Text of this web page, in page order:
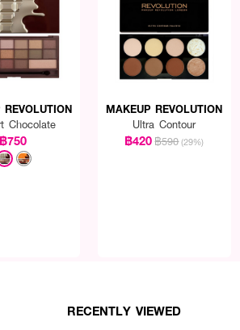
Chocolate
฿750
MAKEUP REVOLUTION
Ultra Contour
฿420฿590 (29%)
RECENTLY VIEWED